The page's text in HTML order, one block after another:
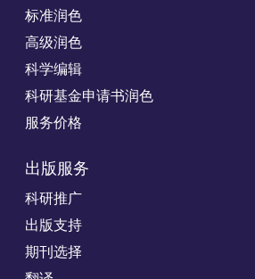
标准润色
高级润色
科学编辑
科研基金申请书润色
服务价格
出版服务
科研推广
出版支持
期刊选择